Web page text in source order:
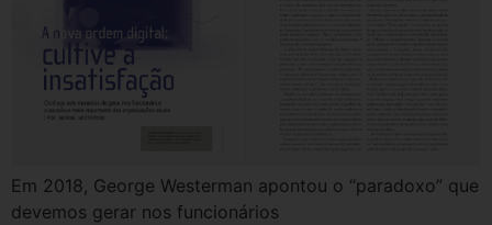
Em 2018, George Westerman apontou o “paradoxo” que
devemos gerar nos funcionários